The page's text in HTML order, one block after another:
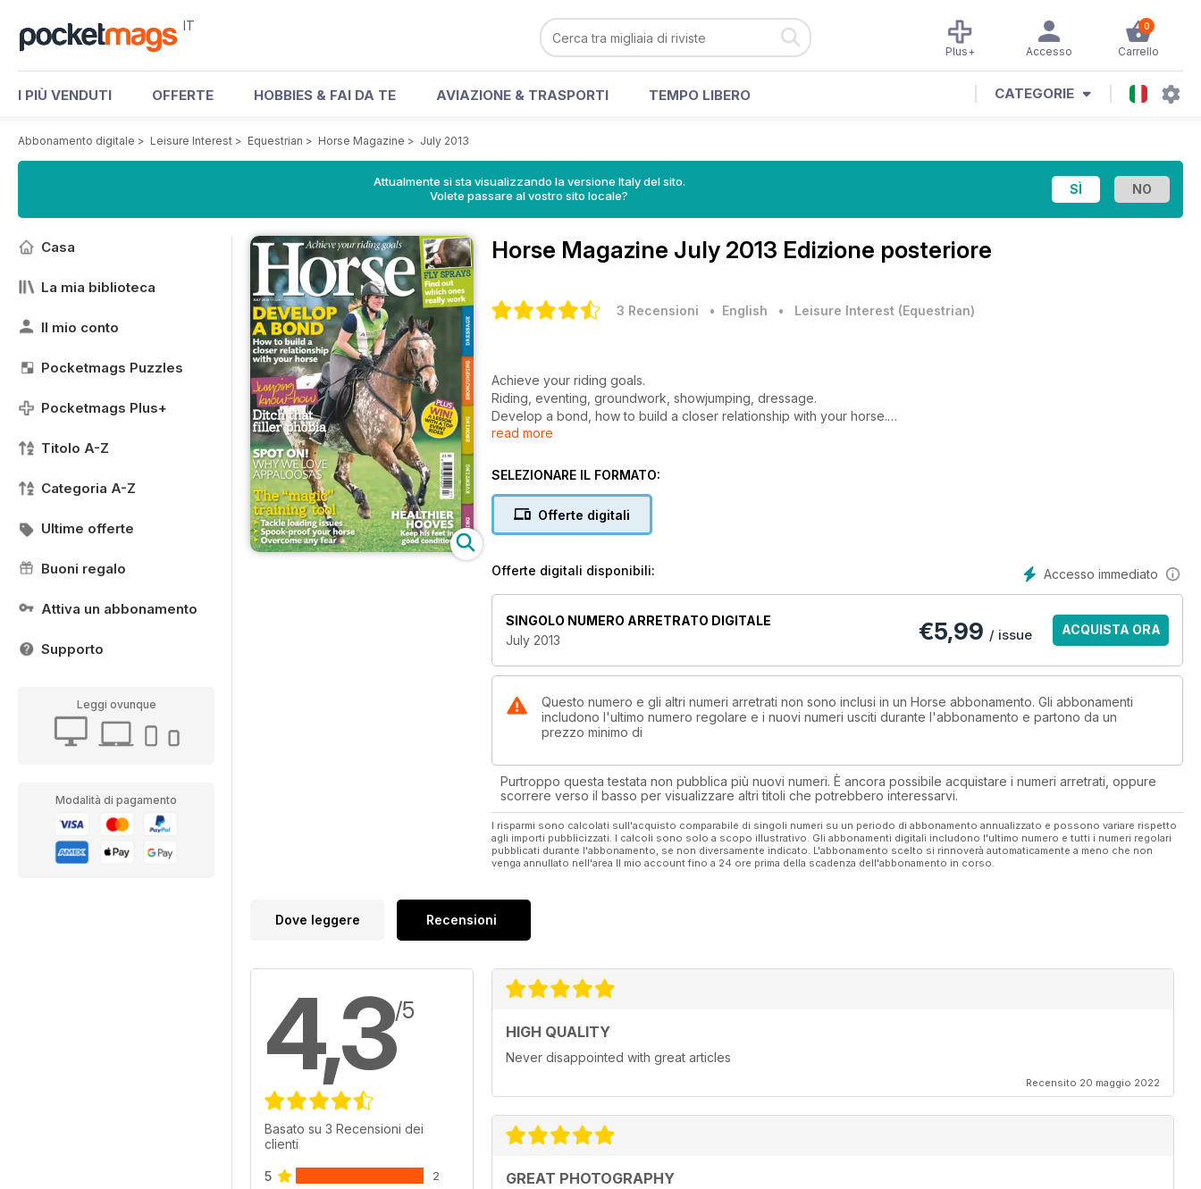
IT 0
Carrello
Accesso
Plus+
I PIÙ VENDUTI OFFERTE HOBBIES & FAI DA TE AVIAZIONE & TRASPORTI TEMPO LIBERO CATEGORIE
Abbonamento digitale > Leisure Interest > Equestrian > Horse Magazine > July 2013
Attualmente si sta visualizzando la versione Italy del sito.
Volete passare al vostro sito locale?
Casa
La mia biblioteca
Il mio conto
Pocketmags Puzzles
Pocketmags Plus+
Titolo A-Z
Categoria A-Z
Ultime offerte
Buoni regalo
Attiva un abbonamento
Supporto
Leggi ovunque
Modalità di pagamento
Horse Magazine July 2013 Edizione posteriore
3 Recensioni • English • Leisure Interest (Equestrian)
Achieve your riding goals.
Riding, eventing, groundwork, showjumping, dressage.
Develop a bond, how to build a closer relationship with your horse.
Fly sprays, find out which ones really work.
Spot on! Why we love appaloosas.
Healthier hooves, keep his feet in good condition.
read more
SELEZIONARE IL FORMATO:
Offerte digitali
Accesso immediato
Offerte digitali disponibili:
SINGOLO NUMERO ARRETRATO DIGITALE
July 2013
€5,99 / issue ACQUISTA ORA
Questo numero e gli altri numeri arretrati non sono inclusi in un Horse abbonamento. Gli abbonamenti
includono l'ultimo numero regolare e i nuovi numeri usciti durante l'abbonamento e partono da un
prezzo minimo di
Purtroppo questa testata non pubblica più nuovi numeri. È ancora possibile acquistare i numeri arretrati, oppure
scorrere verso il basso per visualizzare altri titoli che potrebbero interessarvi.
I risparmi sono calcolati sull'acquisto comparabile di singoli numeri su un periodo di abbonamento annualizzato e possono variare rispetto
agli importi pubblicizzati. I calcoli sono solo a scopo illustrativo. Gli abbonamenti digitali includono l'ultimo numero e tutti i numeri regolari
pubblicati durante l'abbonamento, se non diversamente indicato. L'abbonamento scelto si rinnoverà automaticamente a meno che non
venga annullato nell'area Il mio account fino a 24 ore prima della scadenza dell'abbonamento in corso.
Dove leggere Recensioni
4,3/5
Basato su 3 Recensioni dei
clienti
5 2
HIGH QUALITY
Never disappointed with great articles
Recensito 20 maggio 2022
GREAT PHOTOGRAPHY